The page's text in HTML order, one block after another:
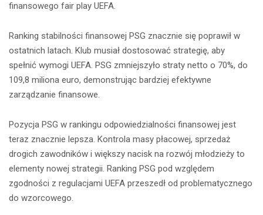
finansowego fair play UEFA.
Ranking stabilności finansowej PSG znacznie się poprawił w
ostatnich latach. Klub musiał dostosować strategię, aby
spełnić wymogi UEFA. PSG zmniejszyło straty netto o 70%, do
109,8 miliona euro, demonstrując bardziej efektywne
zarządzanie finansowe.
Pozycja PSG w rankingu odpowiedzialności finansowej jest
teraz znacznie lepsza. Kontrola masy płacowej, sprzedaż
drogich zawodników i większy nacisk na rozwój młodzieży to
elementy nowej strategii. Ranking PSG pod względem
zgodności z regulacjami UEFA przeszedł od problematycznego
do wzorcowego.